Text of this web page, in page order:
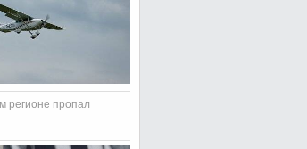
регионе пропал